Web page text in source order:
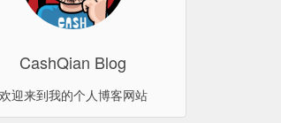
CashQian Blog
欢迎来到我的个人博客网站